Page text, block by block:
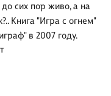
до сих пор живо, а на
Книга "Игра с огнем"
в 2007 году.